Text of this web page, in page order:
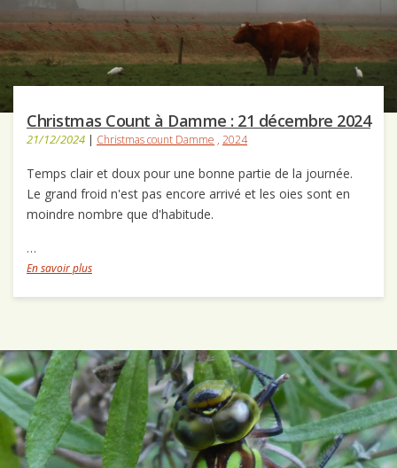
Christmas Count à Damme : 21 décembre 2024
21/12/2024 | Christmas count Damme , 2024
Temps clair et doux pour une bonne partie de la journée.
Le grand froid n'est pas encore arrivé et les oies sont en
moindre nombre que d'habitude.
…
En savoir plus